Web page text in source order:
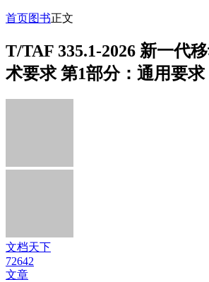
首页图书正文
T/TAF 335.1-2026 新一代
术要求 第1部分：通用要求
文档天下
72642
文章